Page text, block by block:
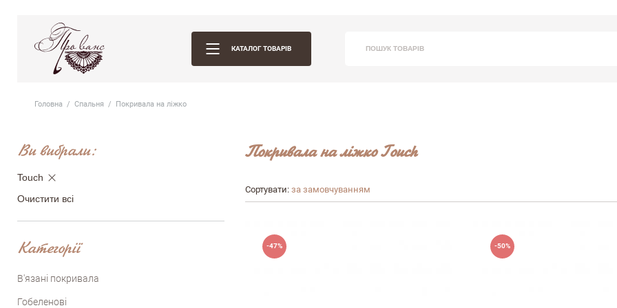
КАТАЛОГ ТОВАРІВ ПОШУК ТОВАРІВ
Головна Спальня Покривала на ліжко
Ви вибрали:
Touch
Очистити всі
Категорії
В'язані покривала
Гобеленовi
Покривала на ліжкоTouch
Сортувати: за замовчуванням
-47% -50%